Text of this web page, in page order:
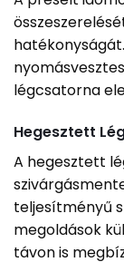
légcsatorna
Hegesztett
A hegesztett
teljesítményű
megoldások
távon is